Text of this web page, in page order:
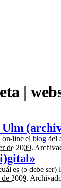
|
on-line el blog del
de 2009.
es (o debe
de 2009.